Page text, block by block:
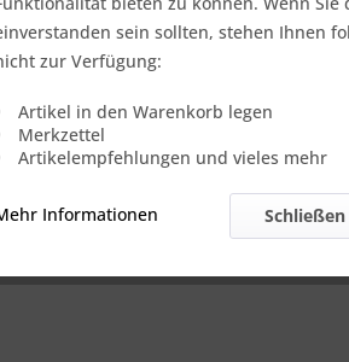
sein sollten, stehen Ihnen
zur Verfügung:
Artikel in den Warenkorb legen
Merkzettel
Artikelempfehlungen und vieles mehr
Informationen Schließen